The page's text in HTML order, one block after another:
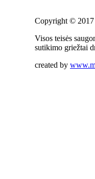
Copyright © 2017
Visos teisės
sutikimo griežtai
created by